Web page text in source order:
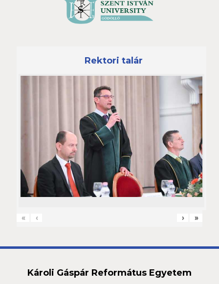
Rektori talár
« ‹ › »
Károli Gáspár Református Egyetem